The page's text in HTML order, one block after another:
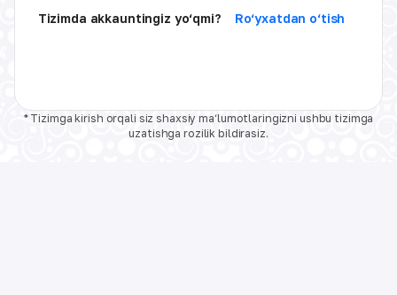
Tizimda akkauntingiz yo‘qmi? Ro‘yxatdan o‘tish
* Tizimga kirish orqali siz shaxsiy ma‘lumotlaringizni ushbu tizimga
uzatishga rozilik bildirasiz.